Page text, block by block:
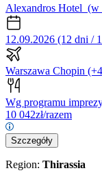
Alexandros Hotel (w
12.09.2026 (12 dni /
Warszawa Chopin
Wg programu
10 042zł/razem
Szczegóły
Region: Thirassia